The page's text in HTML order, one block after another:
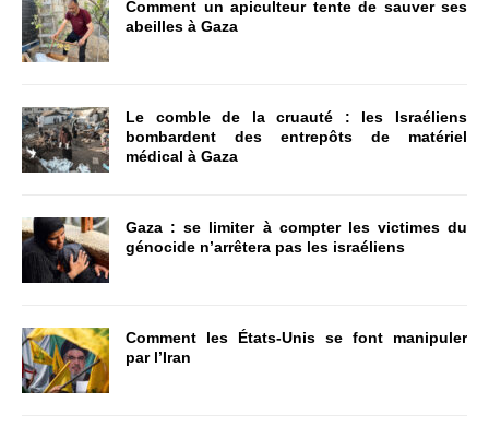
Comment un apiculteur tente de sauver ses
abeilles à Gaza
Le comble de la cruauté : les Israéliens
bombardent des entrepôts de matériel
médical à Gaza
Gaza : se limiter à compter les victimes du
génocide n’arrêtera pas les israéliens
Comment les États-Unis se font manipuler
par l’Iran